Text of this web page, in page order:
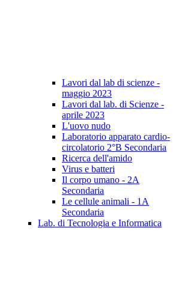
Lavori dal lab di scienze -
maggio 2023
Lavori dal lab. di Scienze -
aprile 2023
L'uovo nudo
Laboratorio apparato cardio-
circolatorio 2°B Secondaria
Ricerca dell'amido
Virus e batteri
Il corpo umano - 2A
Secondaria
Le cellule animali - 1A
Secondaria
Lab. di Tecnologia e Informatica